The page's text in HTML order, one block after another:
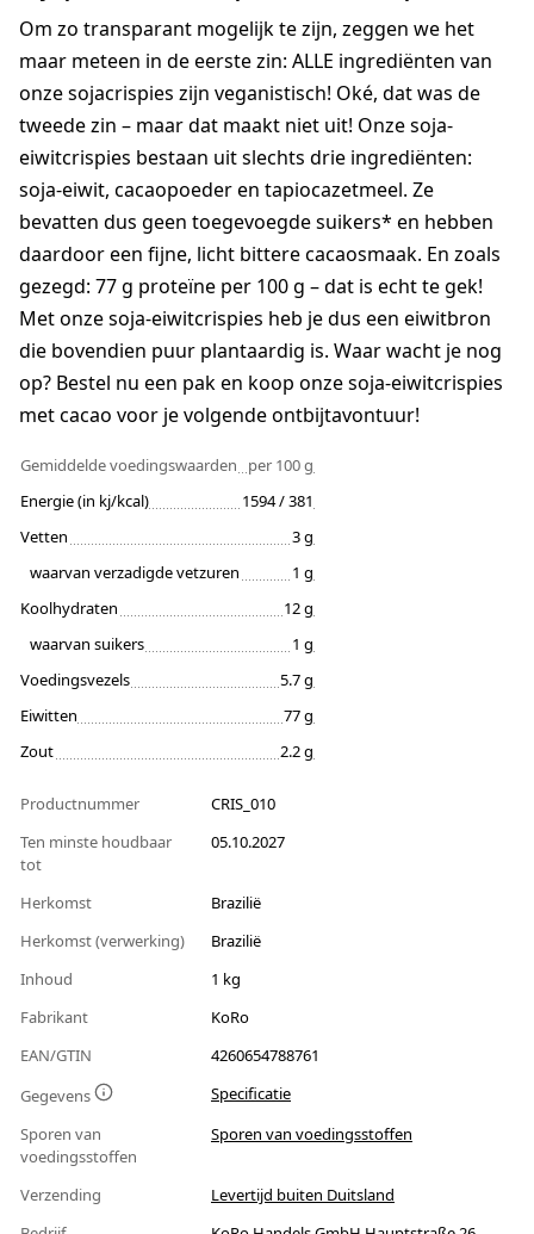
Om zo transparant mogelijk te zijn, zeggen we het
maar meteen in de eerste zin: ALLE ingrediënten van
onze sojacrispies zijn veganistisch! Oké, dat was de
tweede zin – maar dat maakt niet uit! Onze soja-
eiwitcrispies bestaan uit slechts drie ingrediënten:
soja-eiwit, cacaopoeder en tapiocazetmeel. Ze
bevatten dus geen toegevoegde suikers* en hebben
daardoor een fijne, licht bittere cacaosmaak. En zoals
gezegd: 77 g proteïne per 100 g – dat is echt te gek!
Met onze soja-eiwitcrispies heb je dus een eiwitbron
die bovendien puur plantaardig is. Waar wacht je nog
op? Bestel nu een pak en koop onze soja-eiwitcrispies
met cacao voor je volgende ontbijtavontuur!
Gemiddelde voedingswaarden
per 100 g
Energie (in kj/kcal)
1594 / 381
Vetten
3 g
waarvan verzadigde vetzuren
1 g
Koolhydraten
12 g
waarvan suikers
1 g
Voedingsvezels
5.7 g
Eiwitten
77 g
Zout
2.2 g
Productnummer
CRIS_010
Ten minste houdbaar
tot
05.10.2027
Herkomst
Brazilië
Herkomst (verwerking)
Brazilië
Inhoud
1 kg
Fabrikant
KoRo
EAN/GTIN
4260654788761
Gegevens
Specificatie
Sporen van
voedingsstoffen
Sporen van voedingsstoffen
Verzending
Levertijd buiten Duitsland